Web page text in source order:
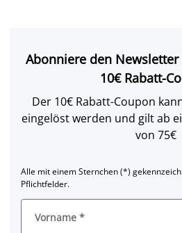
Abonniere den
10€ Rabatt-
Der 10€ Rabatt-Coupon
eingelöst werden und gilt ab
von 75€
Alle mit einem Sternchen (*)
Pflichtfelder.
Vorname *